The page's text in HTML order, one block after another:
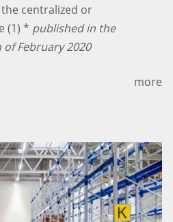
centralized or
(1) * published in the
February 2020
more